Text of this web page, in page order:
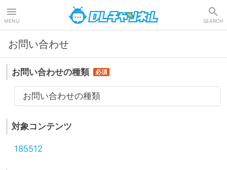
MENU SEARCH
お問い合わせ
お問い合わせの種類
お問い合わせの種類
対象コンテンツ
185512